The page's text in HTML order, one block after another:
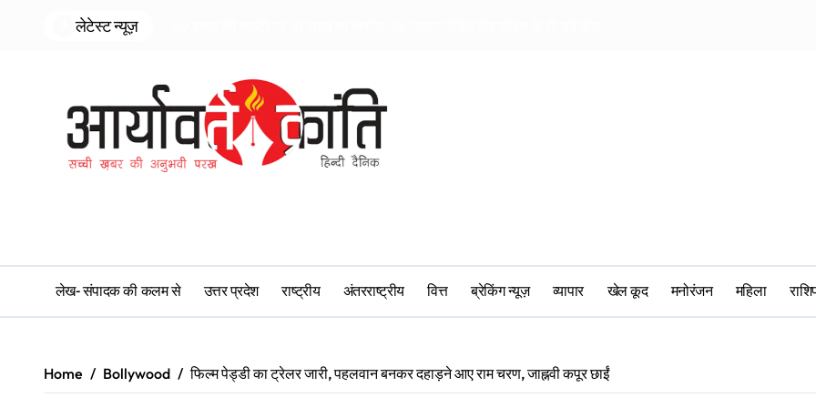
लेटेस्ट न्यूज़
लेख- संपादक की कलम से उत्तर प्रदेश राष्ट्रीय अंतरराष्ट्रीय वित्त ब्रेकिंग न्यूज़ व्यापार खेल कूद मनोरंजन महिला
Home Bollywood फिल्म पेड्डी का ट्रेलर जारी, पहलवान बनकर दहाड़ने आए राम चरण, जाह्नवी कपूर छाईं